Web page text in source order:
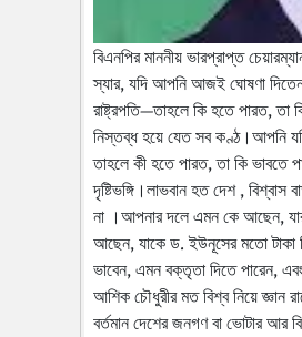
বিএনপির মাননীয় ভারপ্রাপ্ত
স্যার, যদি আপনি আজই ঘোষণা
রাষ্ট্রপতি—তাহলে কি হতে পারত,
নিস্তব্ধ হয়ে যেত সব কণ্ঠ।আপনি
তাহলে কী হতে পারত, তা কি ভাবতে
দৃষ্টিভঙ্গি।লাভবান হত দেশ ,
না ।আপনার দলে এমন কে আছেন, যার
আছেন, যাকে ড. ইউনূসের মতো টাকা
ভাবেন, এমন বক্তৃতা দিতে পারেন,
আশিক চৌধুরীর মত বিশ্ব নিয়ে জ্ঞান
বর্তমান দেশের জনগণ বা ভোটার আর